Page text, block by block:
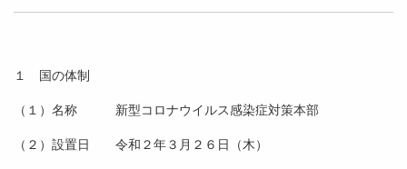
１ 国の体制
（１）名称 新型コロナウイルス感染症対策本部
（２）設置日 令和２年３月２６日（木）